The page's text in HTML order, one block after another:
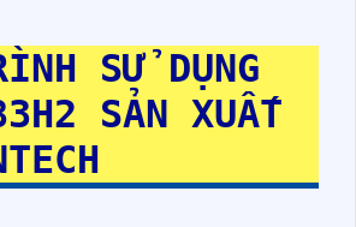
SỬ DỤNG
SẢN XUẤT